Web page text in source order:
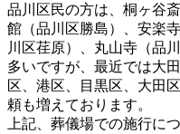
品川区民の方は、桐ヶ谷
館（品川区勝島）、安楽
川区荏原）、丸山寺（品
多いですが、最近では大
区、港区、目黒区、大田
頼も増えております。
上記、葬儀場での施行に